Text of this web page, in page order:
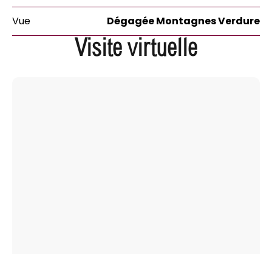
Vue Dégagée Montagnes Verdure
Visite virtuelle